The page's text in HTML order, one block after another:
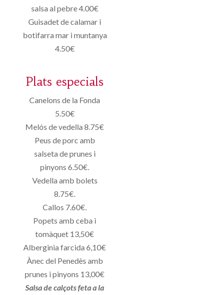
salsa al pebre 4.00€
Guisadet de calamar i
botifarra mar i muntanya
4.50€
Plats especials
Canelons de la Fonda
5.50€
Melós de vedella 8.75€
Peus de porc amb
salseta de prunes i
pinyons 6.50€.
Vedella amb bolets
8.75€.
Callos 7.60€.
Popets amb ceba i
tomàquet 13,50€
Alberginia farcida 6,10€
Ànec del Penedès amb
prunes i pinyons 13,00€
Salsa de calçots feta a la